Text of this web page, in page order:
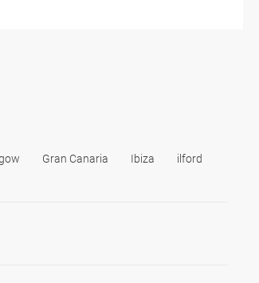
Gran Canaria Ibiza
ilford